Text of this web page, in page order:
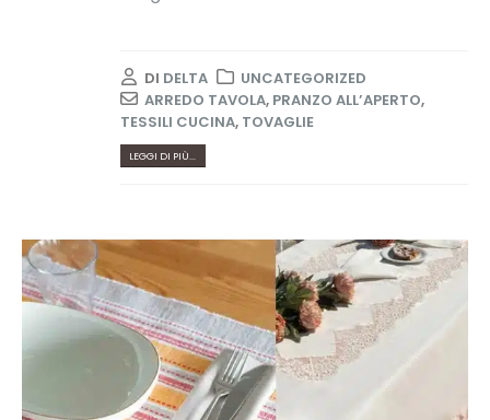
DI DELTA
UNCATEGORIZED
ARREDO TAVOLA, PRANZO ALL’APERTO,
TESSILI CUCINA, TOVAGLIE
LEGGI DI PIÙ...